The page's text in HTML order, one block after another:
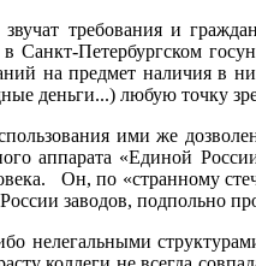
требования и
Петербургском
на предмет наличия в
деньги...) любую точку
ими же
аппарата «Единой
Он, по «странному
заводов, подпольно
нелегальными